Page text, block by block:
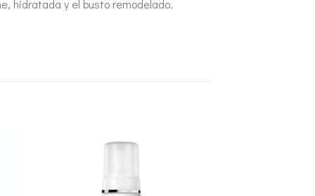
hidratada y el busto remodelado.